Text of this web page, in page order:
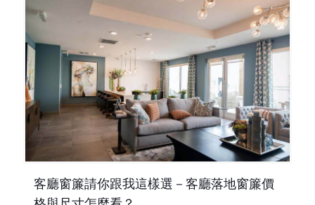
客廳窗簾請你跟我這樣選－客廳落地窗簾價